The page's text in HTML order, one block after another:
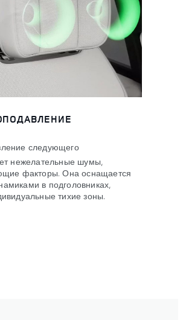
следующего
нежелательные шумы,
факторы. Она оснащается
в подголовниках,
тихие зоны.